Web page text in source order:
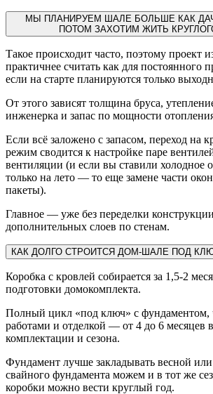
МЫ ПЛАНИРУЕМ ШАЛЕ БОЛЬШЕ КАК
ПОТОМ ЗАХОТИМ ЖИТЬ
Такое происходит часто, поэтому проект
практичнее считать как для постоянного
если на старте планируются только
От этого зависят толщина бруса,
инженерка и запас по мощности
Если всё заложено с запасом, переход на
режим сводится к настройке паре
вентиляции (и если вы ставили холодное
только на лето — то еще замене части
пакеты).
Главное — уже без переделки
дополнительных слоев по стенам.
КАК ДОЛГО СТРОИТСЯ ДОМ-ШАЛЕ ПОД
Коробка с кровлей собирается за 1,5-2
подготовки домокомплекта.
Полный цикл «под ключ» с фундаментом,
работами и отделкой — от 4 до 6 месяцев
комплектации и сезона.
Фундамент лучше закладывать весной
свайного фундамента можем и в тот же
коробки можно вести круглый год.